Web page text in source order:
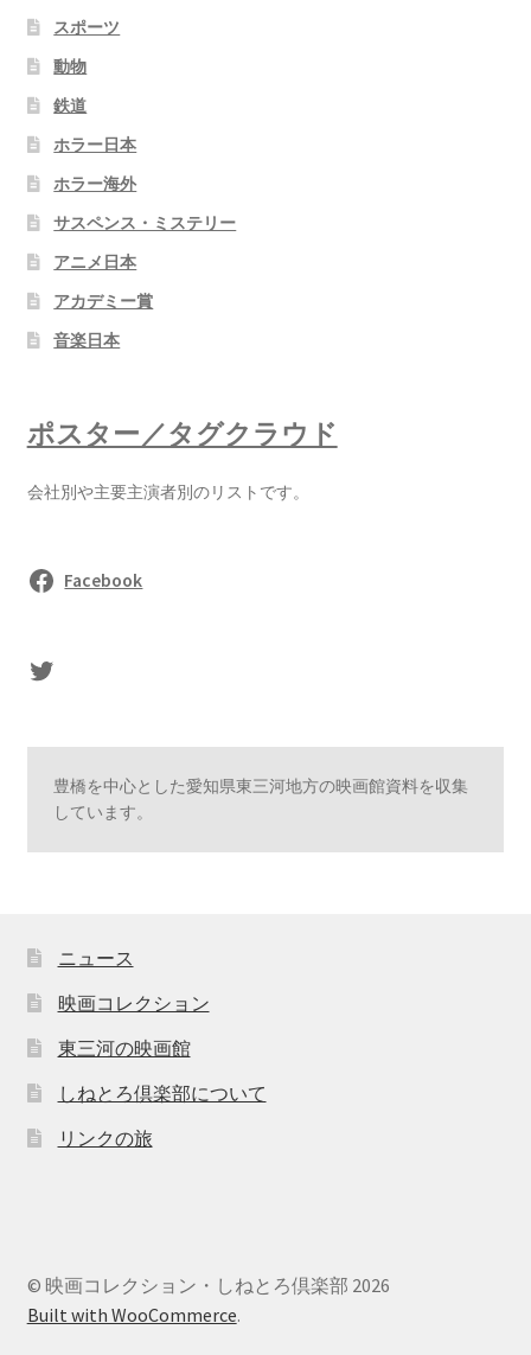
スポーツ
動物
鉄道
ホラー日本
ホラー海外
サスペンス・ミステリー
アニメ日本
アカデミー賞
音楽日本
ポスター／タグクラウド
会社別や主要主演者別のリストです。
Facebook
sasaki's Twitter
豊橋を中心とした愛知県東三河地方の映画館資料を収集
しています。
ニュース
映画コレクション
東三河の映画館
しねとろ倶楽部について
リンクの旅
© 映画コレクション・しねとろ倶楽部 2026
Built with WooCommerce.